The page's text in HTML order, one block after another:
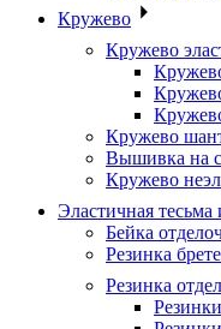
Кружево
Кружево
Кружево
Вышивка на
Кружево
Эластичная тесьма
Бейка
Резинка
Резинка